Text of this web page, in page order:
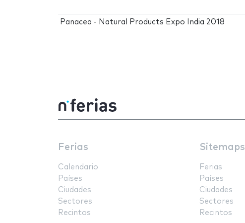
Panacea - Natural Products Expo India 2018
Ferias
Calendario
Países
Ciudades
Sectores
Recintos
Sitemaps
Ferias
Países
Ciudades
Sectores
Recintos